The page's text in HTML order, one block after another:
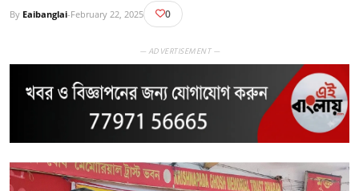
By Eaibanglai-February 22, 2025 0
— ADVERTISEMENT —